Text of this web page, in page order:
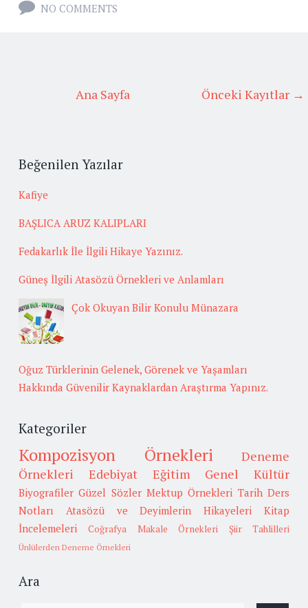
NO COMMENTS
Önceki Kayıtlar →
Ana Sayfa
Beğenilen Yazılar
Kafiye
BAŞLICA ARUZ KALIPLARI
Fedakarlık İle İlgili Hikaye Yazınız.
Güneş İlgili Atasözü Örnekleri ve Anlamları
Çok Okuyan Bilir Konulu Münazara
Oğuz Türklerinin Gelenek, Görenek ve Yaşamları
Hakkında Güvenilir Kaynaklardan Araştırma Yapınız.
Kategoriler
Kompozisyon Örnekleri
Deneme
Örnekleri
Edebiyat Eğitim Genel Kültür
Biyografiler Güzel Sözler Mektup Örnekleri Tarih Ders
Notları
Atasözü ve Deyimlerin Hikayeleri
Kitap
İncelemeleri
Coğrafya Makale Örnekleri Şiir Tahlilleri
Ünlülerden Deneme Örnekleri
Ara